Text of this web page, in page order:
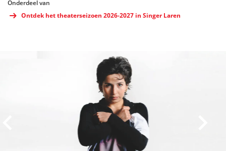
Onderdeel van
Ontdek het theaterseizoen 2026-2027 in Singer Laren